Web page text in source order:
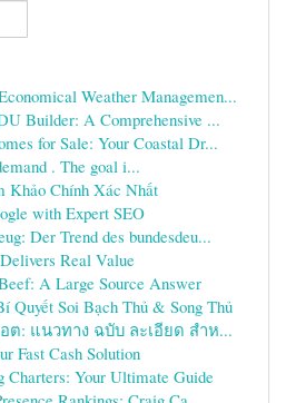
Weather Managemen...
Builder: A Comprehensive ...
for Sale: Your Coastal Dr...
. The goal i...
Khảo Chính Xác Nhất
with Expert SEO
Der Trend des bundesdeu...
Real Value
A Large Source Answer
Quyết Soi Bạch Thủ & Song Thủ
: แนวทาง ฉบับ ละเอียด สำห...
Fast Cash Solution
Charters: Your Ultimate Guide